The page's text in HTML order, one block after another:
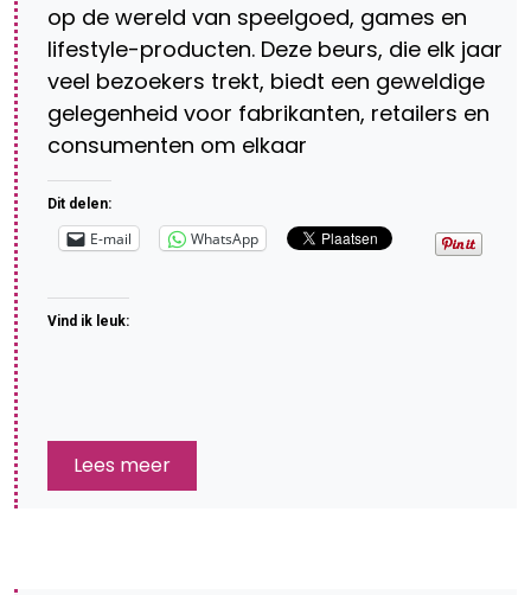
op de wereld van speelgoed, games en
lifestyle-producten. Deze beurs, die elk jaar
veel bezoekers trekt, biedt een geweldige
gelegenheid voor fabrikanten, retailers en
consumenten om elkaar
Dit delen:
E-mail WhatsApp
Vind ik leuk:
Lees meer